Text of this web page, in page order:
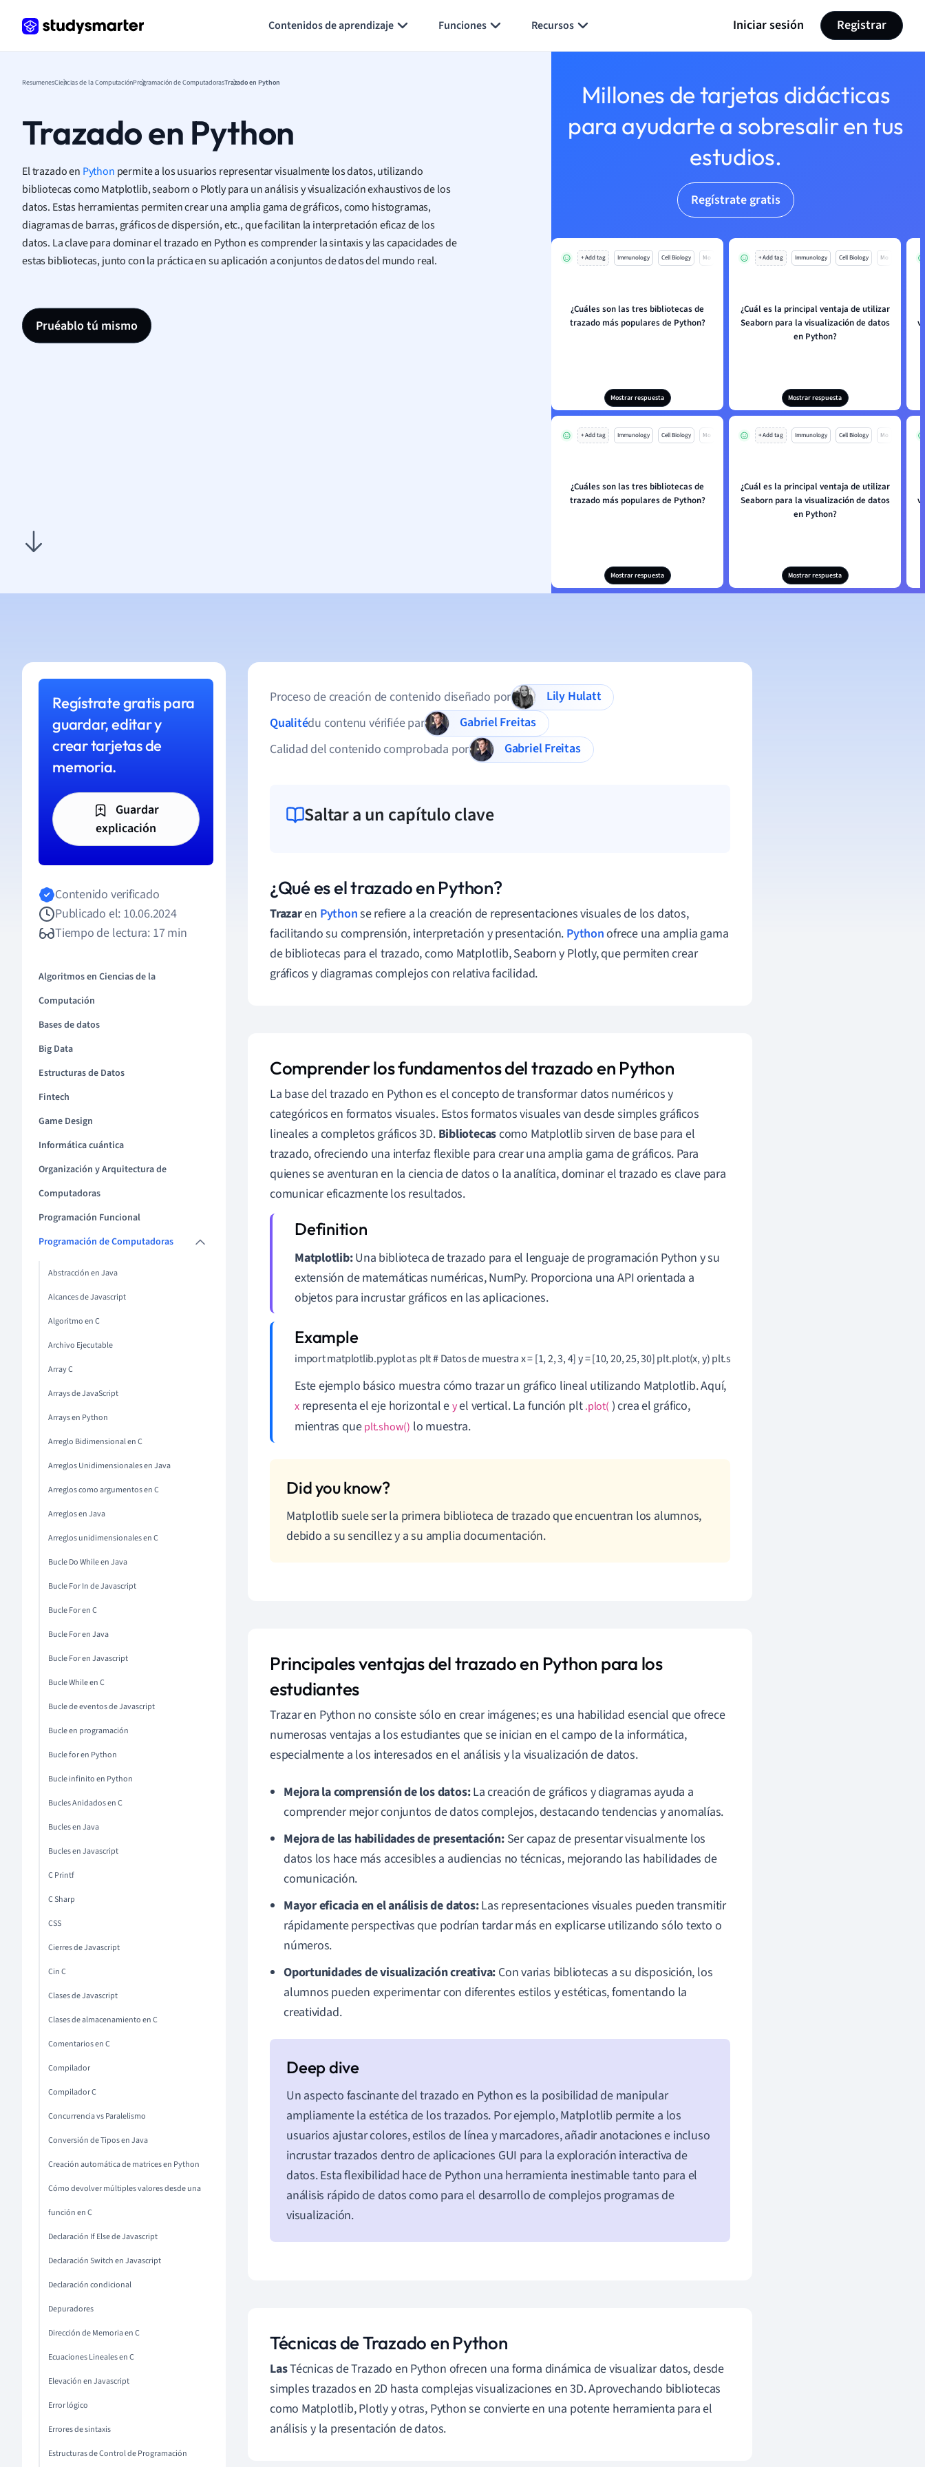
Contenidos de aprendizaje Funciones Recursos Iniciar sesión Registrar
ResumenesCiencias de la ComputaciónProgramación de ComputadorasTrazado en Python
Trazado en Python
El trazado en Python permite a los usuarios representar visualmente los datos, utilizando
bibliotecas como Matplotlib, seaborn o Plotly para un análisis y visualización exhaustivos de los
datos. Estas herramientas permiten crear una amplia gama de gráficos, como histogramas,
diagramas de barras, gráficos de dispersión, etc., que facilitan la interpretación eficaz de los
datos. La clave para dominar el trazado en Python es comprender la sintaxis y las capacidades de
estas bibliotecas, junto con la práctica en su aplicación a conjuntos de datos del mundo real.
Pruéablo tú mismo
Millones de tarjetas didácticas
para ayudarte a sobresalir en tus
estudios.
Regístrate gratis
+ Add tag Immunology Cell Biology Mo
¿Cuáles son las tres bibliotecas de
trazado más populares de Python?
Mostrar respuesta
+ Add tag Immunology Cell Biology Mo
¿Cuál es la principal ventaja de utilizar
Seaborn para la visualización de datos
en Python?
Mostrar respuesta
+ Add tag Immunology Cell Biology Mo
¿Cuáles son las tres bibliotecas de
trazado más populares de Python?
Mostrar respuesta
+ Add tag Immunology Cell Biology Mo
¿Cuál es la principal ventaja de utilizar
Seaborn para la visualización de datos
en Python?
Mostrar respuesta
Regístrate gratis para
guardar, editar y
crear tarjetas de
memoria.
Guardar
explicación
Contenido verificado
Publicado el: 10.06.2024
Tiempo de lectura: 17 min
Algoritmos en Ciencias de la
Computación
Bases de datos
Big Data
Estructuras de Datos
Fintech
Game Design
Informática cuántica
Organización y Arquitectura de
Computadoras
Programación Funcional
Programación de Computadoras
Abstracción en Java
Alcances de Javascript
Algoritmo en C
Archivo Ejecutable
Array C
Arrays de JavaScript
Arrays en Python
Arreglo Bidimensional en C
Arreglos Unidimensionales en Java
Arreglos como argumentos en C
Arreglos en Java
Arreglos unidimensionales en C
Bucle Do While en Java
Bucle For In de Javascript
Bucle For en C
Bucle For en Java
Bucle For en Javascript
Bucle While en C
Bucle de eventos de Javascript
Bucle en programación
Bucle for en Python
Bucle infinito en Python
Bucles Anidados en C
Bucles en Java
Bucles en Javascript
C Printf
C Sharp
CSS
Cierres de Javascript
Cin C
Clases de Javascript
Clases de almacenamiento en C
Comentarios en C
Compilador
Compilador C
Concurrencia vs Paralelismo
Conversión de Tipos en Java
Creación automática de matrices en Python
Cómo devolver múltiples valores desde una
función en C
Declaración If Else de Javascript
Declaración Switch en Javascript
Declaración condicional
Depuradores
Dirección de Memoria en C
Ecuaciones Lineales en C
Elevación en Javascript
Error lógico
Errores de sintaxis
Estructuras de Control de Programación
Proceso de creación de contenido diseñado por
Lily Hulatt
Qualitédu contenu vérifiée par
Gabriel Freitas
Calidad del contenido comprobada por
Gabriel Freitas
Saltar a un capítulo clave
¿Qué es el trazado en Python?
Trazaren Pythonse refiere a la creación de representaciones visuales de los datos,
facilitando su comprensión, interpretación y presentación. Pythonofrece una amplia gama
de bibliotecas para el trazado, como Matplotlib, Seaborn y Plotly, que permiten crear
gráficos y diagramas complejos con relativa facilidad.
Comprender los fundamentos del trazado en Python
La base del trazado en Python es el concepto de transformar datos numéricos y
categóricos en formatos visuales. Estos formatos visuales van desde simples gráficos
lineales a completos gráficos 3D. Bibliotecascomo Matplotlib sirven de base para el
trazado, ofreciendo una interfaz flexible para crear una amplia gama de gráficos. Para
quienes se aventuran en la ciencia de datos o la analítica, dominar el trazado es clave para
comunicar eficazmente los resultados.
Matplotlib:Una biblioteca de trazado para el lenguaje de programación Python y su
extensión de matemáticas numéricas, NumPy. Proporciona una API orientada a
objetos para incrustar gráficos en las aplicaciones.
import matplotlib.pyplot as plt # Datos de muestra x = [1, 2, 3, 4] y = [10, 20, 25, 30] plt.plot(x, y) plt.show()
Este ejemplo básico muestra cómo trazar un gráfico lineal utilizando Matplotlib. Aquí,
xrepresenta el eje horizontal eyel vertical. La función plt.plot( ) crea el gráfico,
mientras queplt.show() lo muestra.
Matplotlib suele ser la primera biblioteca de trazado que encuentran los alumnos,
debido a su sencillez y a su amplia documentación.
Principales ventajas del trazado en Python para los
estudiantes
Trazar en Python no consiste sólo en crear imágenes; es una habilidad esencial que ofrece
numerosas ventajas a los estudiantes que se inician en el campo de la informática,
especialmente a los interesados en el análisis y la visualización de datos.
Mejora la comprensión de los datos:La creación de gráficos y diagramas ayuda a
comprender mejor conjuntos de datos complejos, destacando tendencias y anomalías.
Mejora de las habilidades de presentación:Ser capaz de presentar visualmente los
datos los hace más accesibles a audiencias no técnicas, mejorando las habilidades de
comunicación.
Mayor eficacia en el análisis de datos:Las representaciones visuales pueden transmitir
rápidamente perspectivas que podrían tardar más en explicarse utilizando sólo texto o
números.
Oportunidades de visualización creativa: Con varias bibliotecas a su disposición, los
alumnos pueden experimentar con diferentes estilos y estéticas, fomentando la
creatividad.
Un aspecto fascinante del trazado en Python es la posibilidad de manipular
ampliamente la estética de los trazados. Por ejemplo, Matplotlib permite a los
usuarios ajustar colores, estilos de línea y marcadores, añadir anotaciones e incluso
incrustar trazados dentro de aplicaciones GUI para la exploración interactiva de
datos. Esta flexibilidad hace de Python una herramienta inestimable tanto para el
análisis rápido de datos como para el desarrollo de complejos programas de
visualización.
Técnicas de Trazado en Python
LasTécnicas de Trazado en Python ofrecen una forma dinámica de visualizar datos, desde
simples trazados en 2D hasta complejas visualizaciones en 3D. Aprovechando bibliotecas
como Matplotlib, Plotly y otras, Python se convierte en una potente herramienta para el
análisis y la presentación de datos.